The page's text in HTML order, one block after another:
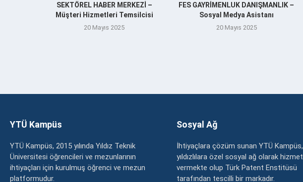
SEKTÖREL HABER MERKEZİ –
Müşteri Hizmetleri Temsilcisi
20 Mayıs 2025
FES GAYRİMENLUK DANIŞMANLIK –
Sosyal Medya Asistanı
20 Mayıs 2025
YTÜ Kampüs
YTÜ Kampüs, 2015 yılında Yıldız Teknik
Üniversitesi öğrencileri ve mezunlarının
ihtiyaçları için kurulmuş öğrenci ve mezun
platformudur.
Sosyal Ağ
İhtiyaçlara çözüm sunan YTÜ Kampüs,
yıldızlılara özel sosyal ağ olarak hizmet
vermekte olup Türk Patent Enstitüsü
tarafından tescilli bir markadır.